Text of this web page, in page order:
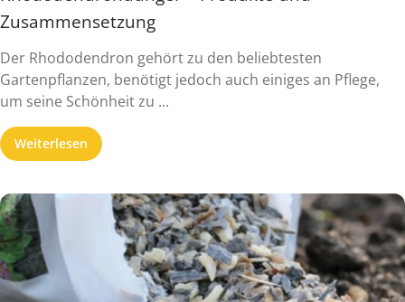
Zusammensetzung
Der Rhododendron gehört zu den beliebtesten
Gartenpflanzen, benötigt jedoch auch einiges an Pflege,
um seine Schönheit zu ...
Weiterlesen